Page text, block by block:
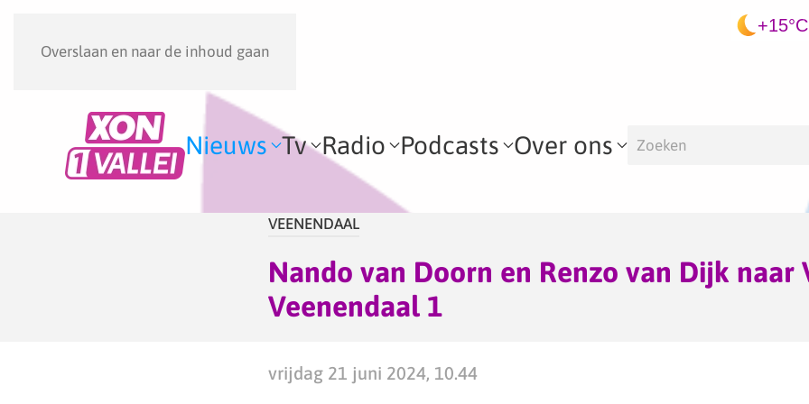
Overslaan en naar de inhoud gaan
+15°C
Nieuws Tv Radio Podcasts Over ons
VEENENDAAL
Nando van Doorn en Renzo van Dijk naar
Veenendaal 1
vrijdag 21 juni 2024, 10.44